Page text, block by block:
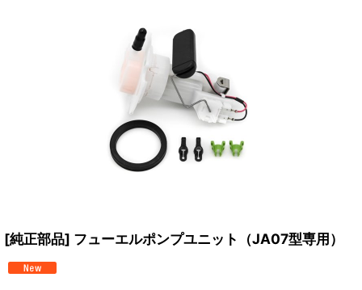
[純正部品] フューエルポンプユニット（JA07型専用）